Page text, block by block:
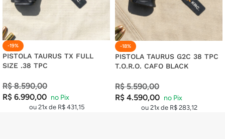
-19%
PISTOLA TAURUS TX FULL
SIZE .38 TPC
R$8.590,00
R$ 6.990,00
ou 21x de R$431,15
-18%
PISTOLA TAURUS G2C 38 TPC
T.O.R.O. CAFO BLACK
R$5.590,00
R$ 4.590,00
ou 21x de R$283,12